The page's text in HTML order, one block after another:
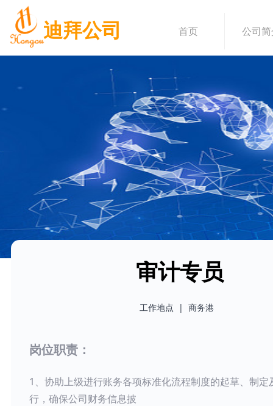
迪拜公司 首页 公司简
工作地点 | 商务港
岗位职责：
1、协助上级进行账务各项标准化流程制度的起草、制定
行，确保公司财务信息披
审计专员